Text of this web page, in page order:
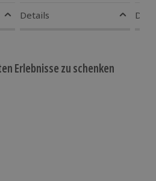
Details
Erlebnisse zu schenken